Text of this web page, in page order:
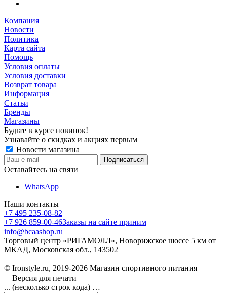
Компания
Новости
Политика
Карта сайта
Помощь
Условия оплаты
Условия доставки
Возврат товара
Информация
Статьи
Бренды
Магазины
Будьте в курсе новинок!
Узнавайте о скидках и акциях первым
Новости магазина
Оставайтесь на связи
WhatsApp
Наши контакты
+7 495 235-08-82
+7 926 859-00-46Заказы на сайте приним
info@bcaashop.ru
Торговый центр «РИГАМОЛЛ», Новорижское шоссе 5 км от
МКАД, Московская обл., 143502
© Ironstyle.ru, 2019-2026 Магазин спортивного питания
Версия для печати
... (несколько строк кода) …